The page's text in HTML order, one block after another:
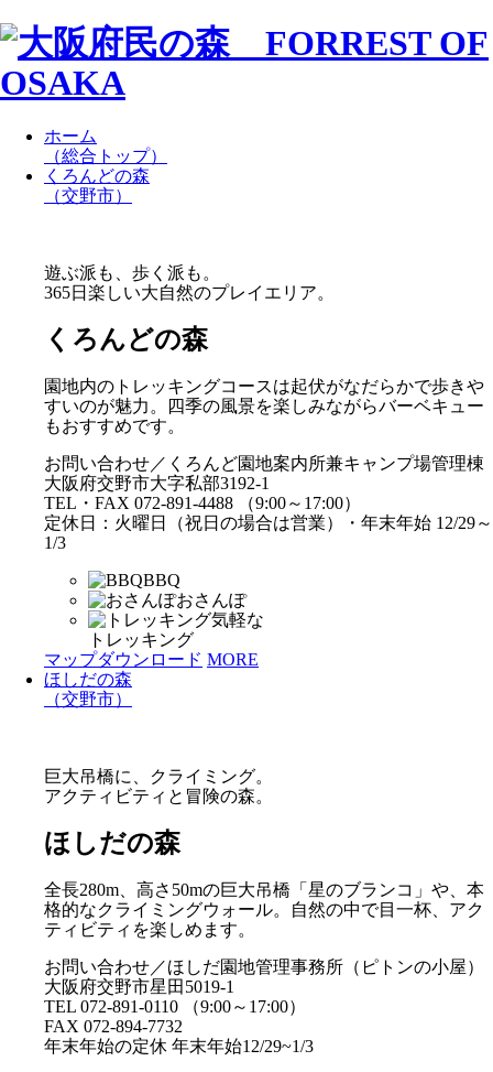
ホーム
（総合トップ）
くろんどの森
（交野市）
遊ぶ派も、歩く派も。
365日楽しい大自然のプレイエリア。
くろんどの森
園地内のトレッキングコースは起伏がなだらかで歩きや
すいのが魅力。四季の風景を楽しみながらバーベキュー
もおすすめです。
お問い合わせ／くろんど園地案内所兼キャンプ場管理棟
大阪府交野市大字私部3192-1
TEL・FAX 072-891-4488 （9:00～17:00）
定休日：火曜日（祝日の場合は営業）・年末年始 12/29～
1/3
BBQ
おさんぽ
気軽な
トレッキング
マップダウンロード MORE
ほしだの森
（交野市）
巨大吊橋に、クライミング。
アクティビティと冒険の森。
ほしだの森
全長280m、高さ50mの巨大吊橋「星のブランコ」や、本
格的なクライミングウォール。自然の中で目一杯、アク
ティビティを楽しめます。
お問い合わせ／ほしだ園地管理事務所（ピトンの小屋）
大阪府交野市星田5019-1
TEL 072-891-0110 （9:00～17:00）
FAX 072-894-7732
年末年始の定休 年末年始12/29~1/3